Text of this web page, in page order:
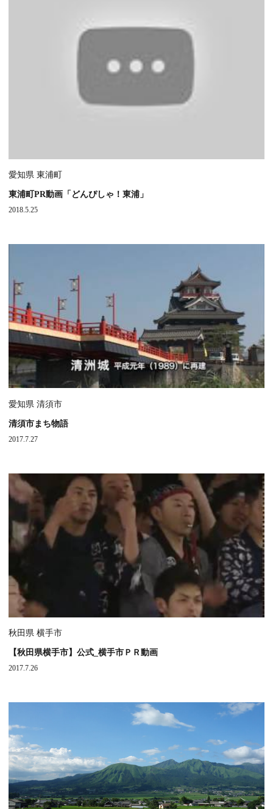
愛知県 東浦町
東浦町PR動画「どんぴしゃ！東浦」
2018.5.25
愛知県 清須市
清須市まち物語
2017.7.27
秋田県 横手市
【秋田県横手市】公式_横手市ＰＲ動画
2017.7.26